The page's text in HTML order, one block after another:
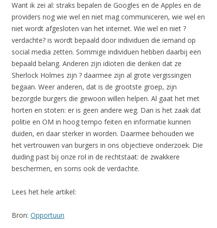
Want ik zei al: straks bepalen de Googles en de Apples en de
providers nog wie wel en niet mag communiceren, wie wel en
niet wordt afgesloten van het internet. Wie wel en niet ?
verdachte? is wordt bepaald door individuen die iemand op
social media zetten. Sommige individuen hebben daarbij een
bepaald belang. Anderen zijn idioten die denken dat ze
Sherlock Holmes zijn ? daarmee zijn al grote vergissingen
begaan. Weer anderen, dat is de grootste groep, zijn
bezorgde burgers die gewoon willen helpen. Al gaat het met
horten en stoten: er is geen andere weg. Dan is het zaak dat
politie en OM in hoog tempo feiten en informatie kunnen
duiden, en daar sterker in worden. Daarmee behouden we
het vertrouwen van burgers in ons objectieve onderzoek. Die
duiding past bij onze rol in de rechtstaat: de zwakkere
beschermen, en soms ook de verdachte.
Lees het hele artikel:
Bron: Opportuun